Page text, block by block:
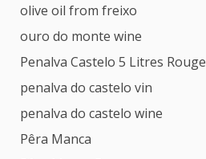
olive oil from freixo
ouro do monte wine
Penalva Castelo 5 Litres Rouge
penalva do castelo vin
penalva do castelo wine
Pêra Manca